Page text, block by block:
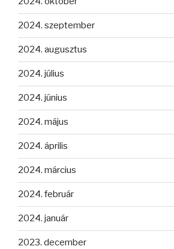
2024. szeptember
2024. augusztus
2024. július
2024. június
2024. május
2024. április
2024. március
2024. február
2024. január
2023. december